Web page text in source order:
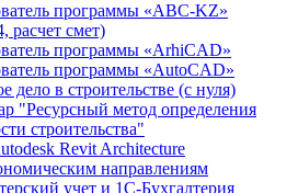
программы «ABC-KZ»
смет)
программы «ArhiCAD»
программы «AutoCAD»
дело в строительстве (с нуля)
"Ресурсный метод определения
строительства"
Revit Architecture
направлениям
учет и 1С-Бухгалтерия